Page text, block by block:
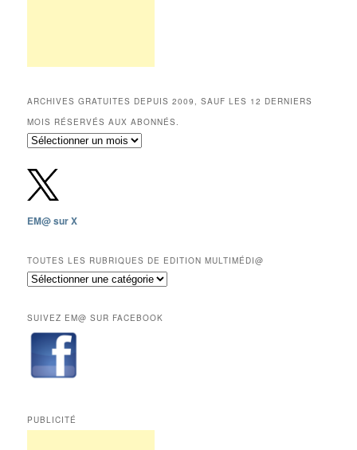
ARCHIVES GRATUITES DEPUIS 2009, SAUF LES 12 DERNIERS
MOIS RÉSERVÉS AUX ABONNÉS.
Archives
depuis
2009,
sauf
les
mois
réservés
aux
EM@ sur X
TOUTES LES RUBRIQUES DE EDITION MULTIMÉDI@
Toutes
de
Edition
Multimédi@
SUIVEZ EM@ SUR FACEBOOK
PUBLICITÉ